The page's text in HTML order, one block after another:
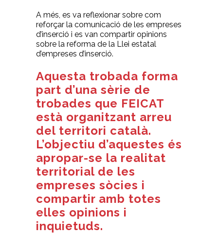
A més, es va reflexionar sobre com
reforçar la comunicació de les empreses
d’inserció i es van compartir opinions
sobre la reforma de la Llei estatal
d’empreses d’inserció.
Aquesta trobada forma
part d’una sèrie de
trobades que FEICAT
està organitzant arreu
del territori català.
L’objectiu d’aquestes és
apropar-se la realitat
territorial de les
empreses sòcies i
compartir amb totes
elles opinions i
inquietuds.